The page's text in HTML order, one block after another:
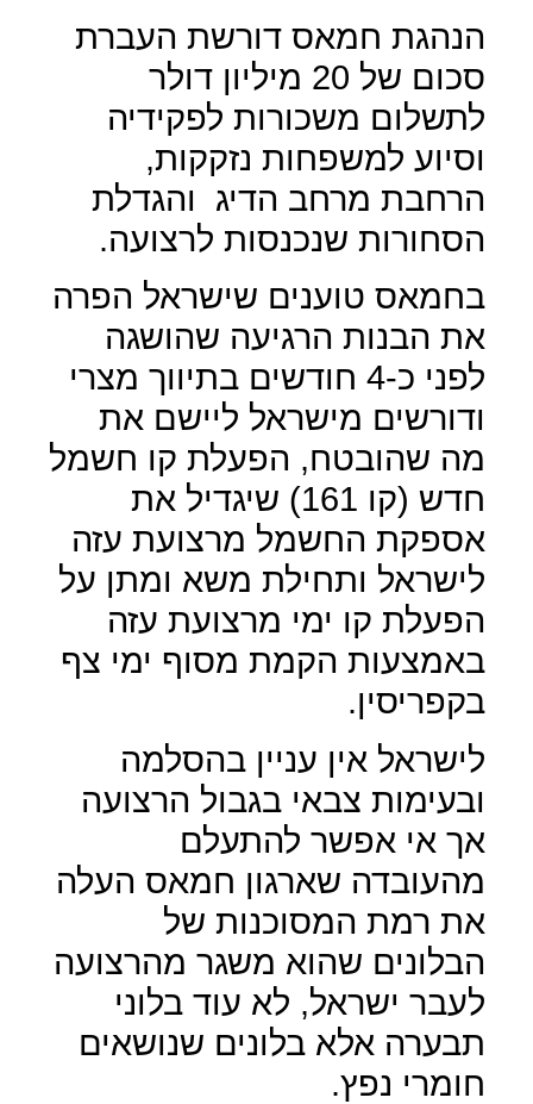
הנהגת חמאס דורשת העברת
סכום של 20 מיליון דולר
לתשלום משכורות לפקידיה
וסיוע למשפחות נזקקות,
הרחבת מרחב הדיג
והגדלת
הסחורות שנכנסות לרצועה.
בחמאס טוענים שישראל הפרה
את הבנות הרגיעה שהושגה
לפני כ-4 חודשים בתיווך מצרי
ודורשים מישראל ליישם את
מה שהובטח, הפעלת קו חשמל
חדש (קו 161) שיגדיל את
אספקת החשמל מרצועת עזה
לישראל ותחילת משא ומתן על
הפעלת קו ימי מרצועת עזה
באמצעות הקמת מסוף ימי צף
בקפריסין.
לישראל אין עניין בהסלמה
ובעימות צבאי בגבול הרצועה
אך אי אפשר להתעלם
מהעובדה שארגון חמאס העלה
את רמת המסוכנות של
הבלונים שהוא משגר מהרצועה
לעבר ישראל, לא עוד בלוני
תבערה אלא בלונים שנושאים
חומרי נפץ.